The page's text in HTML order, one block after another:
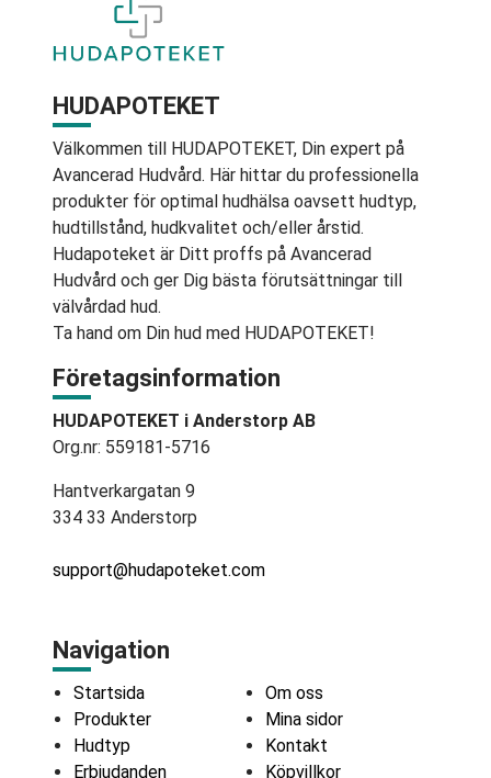
HUDAPOTEKET
Välkommen till HUDAPOTEKET, Din expert på
Avancerad Hudvård. Här hittar du professionella
produkter för optimal hudhälsa oavsett hudtyp,
hudtillstånd, hudkvalitet och/eller årstid.
Hudapoteket är Ditt proffs på Avancerad
Hudvård och ger Dig bästa förutsättningar till
välvårdad hud.
Ta hand om Din hud med HUDAPOTEKET!
Företagsinformation
HUDAPOTEKET i Anderstorp AB
Org.nr: 559181-5716
Hantverkargatan 9
334 33 Anderstorp
support@hudapoteket.com
Navigation
Startsida
Produkter
Hudtyp
Erbjudanden
Om oss
Mina sidor
Kontakt
Köpvillkor